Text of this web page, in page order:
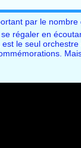
par le nombre
régaler en
le seul